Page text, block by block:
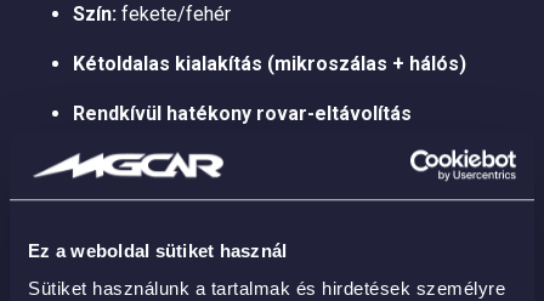
Ez a weboldal sütiket használ
Sütiket használunk a tartalmak és hirdetések személyre
Szín: fekete/fehér
Kétoldalas kialakítás (mikroszálas + hálós)
Rendkívül hatékony rovar-eltávolítás
Tartós, hosszú élettartam